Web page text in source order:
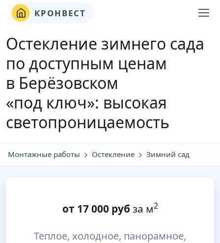
КРОНВЕСТ
Остекление зимнего сада
по доступным ценам
в Берёзовском
«под ключ»: высокая
светопроницаемость
Монтажные работы Остекление Зимний сад
от 17 000руб за м2
Теплое, холодное, панорамное,